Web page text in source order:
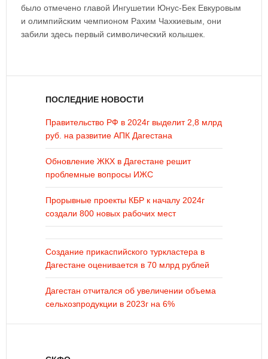
было отмечено главой Ингушетии Юнус-Бек Евкуровым
и олимпийским чемпионом Рахим Чахкиевым, они
забили здесь первый символический колышек.
ПОСЛЕДНИЕ НОВОСТИ
Правительство РФ в 2024г выделит 2,8 млрд
руб. на развитие АПК Дагестана
Обновление ЖКХ в Дагестане решит
проблемные вопросы ИЖС
Прорывные проекты КБР к началу 2024г
создали 800 новых рабочих мест
Создание прикаспийского туркластера в
Дагестане оценивается в 70 млрд рублей
Дагестан отчитался об увеличении объема
сельхозпродукции в 2023г на 6%